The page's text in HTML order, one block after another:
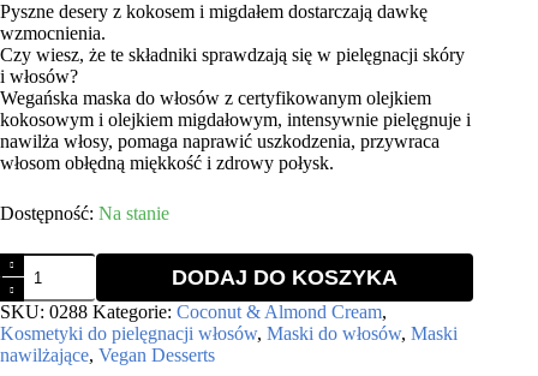
Pyszne desery z kokosem i migdałem dostarczają dawkę
wzmocnienia.
Czy wiesz, że te składniki sprawdzają się w pielęgnacji skóry
i włosów?
Wegańska maska do włosów z certyfikowanym olejkiem
kokosowym i olejkiem migdałowym, intensywnie pielęgnuje i
nawilża włosy, pomaga naprawić uszkodzenia, przywraca
włosom obłędną miękkość i zdrowy połysk.
Na stanie
ilość
VEGAN
DESSERTS
Coconut
&
Almond
DODAJ DO KOSZYKA
SKU: 0288 Kategorie: Coconut & Almond Cream,
Kosmetyki do pielęgnacji włosów, Maski do włosów, Maski
nawilżające, Vegan Desserts